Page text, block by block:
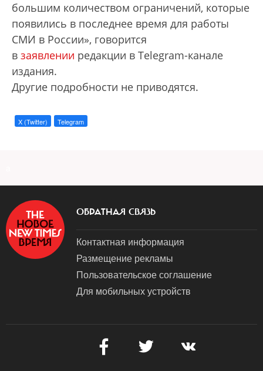
большим количеством ограничений, которые
появились в последнее время для работы
СМИ в России», говорится
в заявлении редакции в Telegram-канале
издания.
Другие подробности не приводятся.
X (Twitter) Telegram
ОБРАТНАЯ СВЯЗЬ
Контактная информация
Размещение рекламы
Пользовательское соглашение
Для мобильных устройств